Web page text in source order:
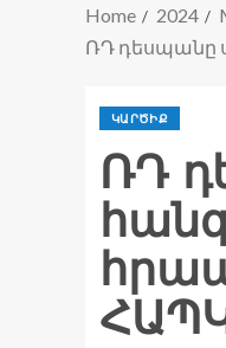
Home 2024
ՌԴ դեսպանը
ԿԱՐԾԻՔ
ՌԴ